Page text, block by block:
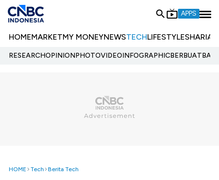
APPS
HOMEMARKETMY MONEYNEWSTECHLIFESTYLESHARIA
RESEARCHOPINIONPHOTOVIDEOINFOGRAPHIC
HOME Tech Berita Tech